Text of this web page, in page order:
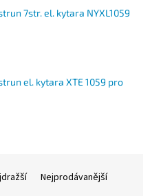
7str. el. kytara NYXL1059
el. kytara XTE 1059 pro
Nejprodávanější